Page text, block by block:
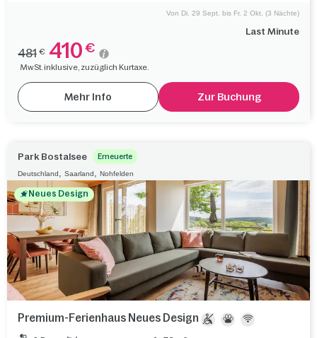
Last Minute
Von Di. 29 Sept. bis Fr. 2 Okt. (3 Nächte)
481 € 410 €
MwSt. inklusive, zuzüglich Kurtaxe.
Mehr Info Zur Buchung
Park Bostalsee Erneuerte
Deutschland Saarland Nohfelden
Neues Design
Premium-Ferienhaus Neues Design